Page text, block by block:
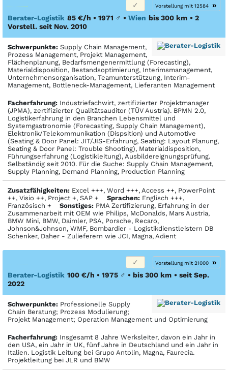
Vorstellung mit 12584
»
Berater-Logistik 85 €/h • 1971 ♂ • Wien bis 300 km • 2
Vorstell. seit Nov. 2010
Schwerpunkte: Supply Chain Management,
Prozess Management, Projekt Management,
Flächenplanung, Bedarfsmengenermittlung (Forecasting),
Materialdisposition, Bestandsoptimierung, Interimsmanagement,
Unternehmensorganisation, Teamunterstützung, Interim-
Management, Bottleneck-Management, Lieferanten Management
Facher­fahrung: Industriefachwirt, zertifizierter Projektmanager
(JPMA), zertifizierter Qualitätsauditor (TÜV Austria). BPMN 2.0,
Logistikerfahrung in den Branchen Lebensmittel und
Systemgastronomie (Forecasting, Supply Chain Management),
Elektronik/Telekommunikation (Dispsition) und Automotive
(Seating & Door Panel: JIT/JIS-Erfahrung, Seating: Layout Planung,
Seating & Door Panel: Trouble Shooting), Materialdisposition,
Führungserfahrung (Logistikleitung), Ausbildereignungsprüfung.
Selbständig seit 2010. Für die Suche: Supply Chain Management,
Supply Planning, Demand Planning, Production Planning
Zusatzfähigkeiten: Excel +++, Word +++, Access ++, PowerPoint
++, Visio ++, Project +, SAP + Sprachen: Englisch +++,
Französisch + Sonstiges: PMA Zertifizierung, Erfahrung in der
Zusammenarbeit mit OEM wie Philips, McDonalds, Mars Austria,
BMW Mini, BMW, Daimler, PSA, Porsche, Recaro,
Johnson&Johnson, WMF, Bombardier - Logistikdienstleistern DB
Schenker, Daher - Zulieferern wie JCI, Magna, Adient
Vorstellung mit 21000
»
Berater-Logistik 100 €/h • 1975 ♂ • bis 300 km • seit Sep.
2022
Schwerpunkte: Professionelle Supply
Chain Beratung; Prozess Modulierung;
Projekt Management; Operation Management und Optimierung
Facher­fahrung: Insgesamt 8 Jahre Werksleiter, davon ein Jahr in
den USA, ein Jahr in UK, fünf Jahre in Deutschland und ein Jahr in
Italien. Logistik Leitung bei Grupo Antolin, Magna, Faurecia.
Projektleitung bei JLR und BMW